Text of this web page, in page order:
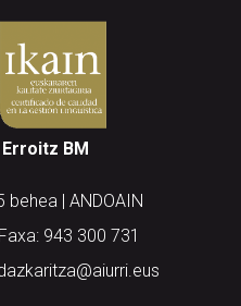
BM
behea | ANDOAIN
943 300 731